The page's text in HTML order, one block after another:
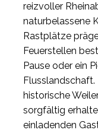
reizvoller
naturbelassene
Rastplätze
Feuerstellen
Pause oder ein
historische
sorgfältig
einladenden